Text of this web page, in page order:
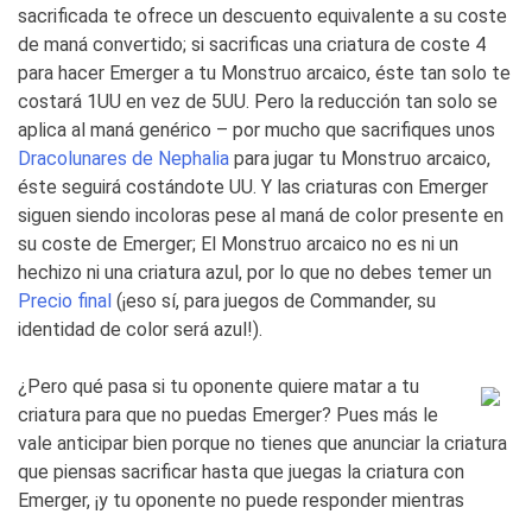
sacrificada te ofrece un descuento equivalente a su coste
de maná convertido; si sacrificas una criatura de coste 4
para hacer Emerger a tu Monstruo arcaico, éste tan solo te
costará 1UU en vez de 5UU. Pero la reducción tan solo se
aplica al maná genérico – por mucho que sacrifiques unos
Dracolunares de Nephalia para jugar tu Monstruo arcaico,
éste seguirá costándote UU. Y las criaturas con Emerger
siguen siendo incoloras pese al maná de color presente en
su coste de Emerger; El Monstruo arcaico no es ni un
hechizo ni una criatura azul, por lo que no debes temer un
Precio final (¡eso sí, para juegos de Commander, su
identidad de color será azul!).
¿Pero qué pasa si tu oponente quiere matar a tu
criatura para que no puedas Emerger? Pues más le
vale anticipar bien porque no tienes que anunciar la criatura
que piensas sacrificar hasta que juegas la criatura con
Emerger, ¡y tu oponente no puede responder mientras